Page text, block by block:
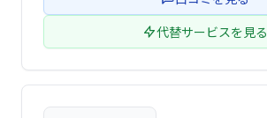
代替サービスを見る